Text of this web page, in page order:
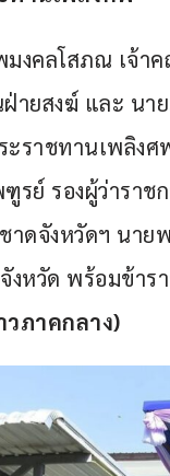
งคลโสภณ เจ้าค
ายสงฆ์ และ นา
ะราชทานเพลิง
รย์ รองผู้ว่ารา
ชาดจังหวัดฯ นา
งหวัด พร้อมข้าร
ภาคกลาง)